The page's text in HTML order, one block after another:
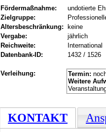
Fördermaßnahme:
undotierte
Zielgruppe:
Altersbeschränkung:
keine
Vergabe:
jährlich
Reichweite:
International
Datenbank-ID:
1432 / 1526
Verleihung: Termin:
Weitere
KONTAKT